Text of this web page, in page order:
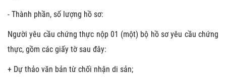
- Thành phần, số lượng hồ sơ:
Người yêu cầu chứng thực nộp 01 (một) bộ hồ sơ yêu cầu chứng
thực, gồm các giấy tờ sau đây:
+ Dự thảo văn bản từ chối nhận di sản;